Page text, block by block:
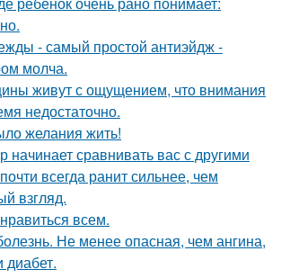
- самый простой антиэйдж -
молча.
живут с ощущением, что внимания
недостаточно.
желания жить!
начинает сравнивать вас с другими
всегда ранит сильнее, чем
взгляд.
всем.
Не менее опасная, чем ангина,
диабет.